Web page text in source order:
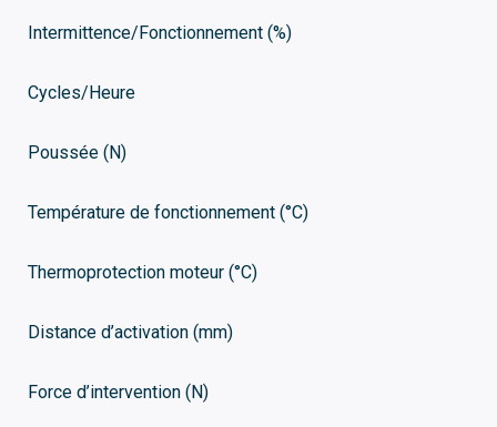
Intermittence/Fonctionnement (%)
Cycles/Heure
Poussée (N)
Température de fonctionnement (°C)
Thermoprotection moteur (°C)
Distance d’activation (mm)
Force d’intervention (N)